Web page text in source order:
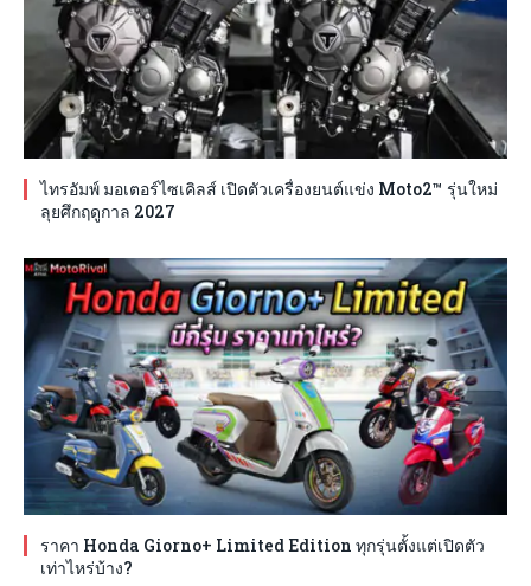
ไทรอัมพ์ มอเตอร์ไซเคิลส์ เปิดตัวเครื่องยนต์แข่ง Moto2™ รุ่นใหม่
ลุยศึกฤดูกาล 2027
ราคา Honda Giorno+ Limited Edition ทุกรุ่นตั้งแต่เปิดตัว
เท่าไหร่บ้าง?